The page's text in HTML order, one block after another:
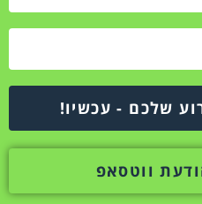
שלכם - עכשיו!
ווטסאפ